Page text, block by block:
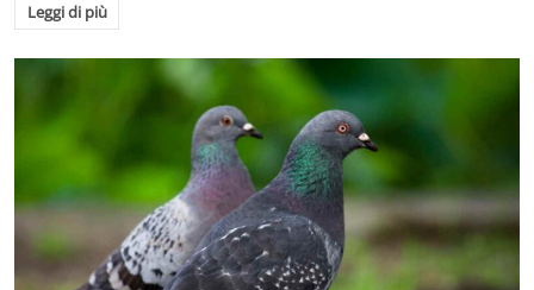
Leggi di più